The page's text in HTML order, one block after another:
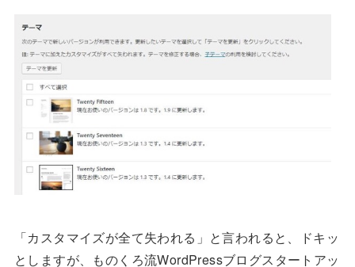
「カスタマイズが全て失われる」と言われると、ドキッ
としますが、ものくろ流WordPressブログスタートアッ